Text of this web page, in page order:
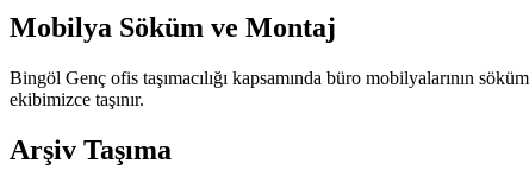
Mobilya Söküm ve Montaj
Bingöl Genç ofis taşımacılığı kapsamında büro mobilyalarının
ekibimizce taşınır.
Arşiv Taşıma